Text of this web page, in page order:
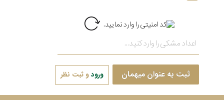
ثبت به عنوان میهمان ورودو ثبت نظر